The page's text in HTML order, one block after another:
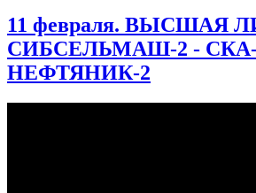
11 февраля. ВЫСШАЯ
СИБСЕЛЬМАШ-2 -
НЕФТЯНИК-2